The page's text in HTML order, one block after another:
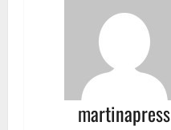
martinapress